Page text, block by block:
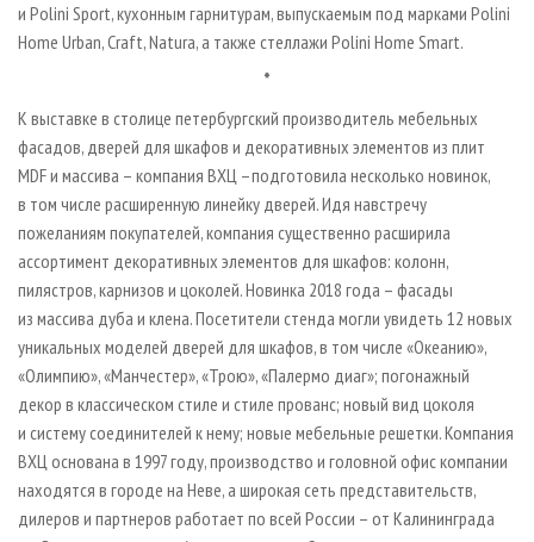
и Polini Sport, кухонным гарнитурам, выпускаемым под марками Polini
Home Urban, Craft, Natura, а также стеллажи Polini Home Smart.
*
К выставке в столице петербургский производитель мебельных
фасадов, дверей для шкафов и декоративных элементов из плит
MDF и массива – компания ВХЦ –подготовила несколько новинок,
в том числе расширенную линейку дверей. Идя навстречу
пожеланиям покупателей, компания существенно расширила
ассортимент декоративных элементов для шкафов: колонн,
пилястров, карнизов и цоколей. Новинка 2018 года – фасады
из массива дуба и клена. Посетители стенда могли увидеть 12 новых
уникальных моделей дверей для шкафов, в том числе «Океанию»,
«Олимпию», «Манчестер», «Трою», «Палермо диаг»; погонажный
декор в классическом стиле и стиле прованс; новый вид цоколя
и систему соединителей к нему; новые мебельные решетки. Компания
ВХЦ основана в 1997 году, производство и головной офис компании
находятся в городе на Неве, а широкая сеть представительств,
дилеров и партнеров работает по всей России – от Калининграда